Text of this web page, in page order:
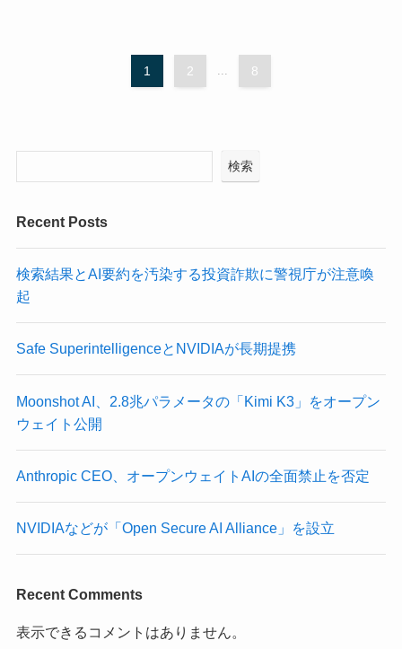
1 2 ... 8
検索
Recent Posts
検索結果とAI要約を汚染する投資詐欺に警視庁が注意喚
起
Safe SuperintelligenceとNVIDIAが長期提携
Moonshot AI、2.8兆パラメータの「Kimi K3」をオープン
ウェイト公開
Anthropic CEO、オープンウェイトAIの全面禁止を否定
NVIDIAなどが「Open Secure AI Alliance」を設立
Recent Comments
表示できるコメントはありません。